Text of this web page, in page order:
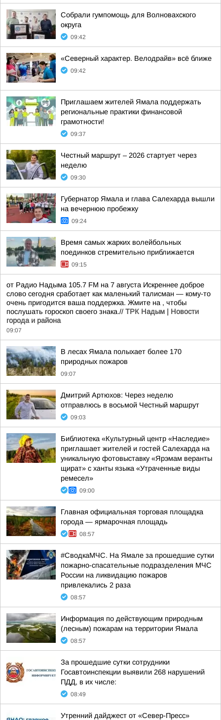
Собрали гумпомощь для Волновахского
округа
09:42
«Северный характер. Велодрайв» всё ближе
09:42
Приглашаем жителей Ямала поддержать
региональные практики финансовой
грамотности!
09:37
Честный маршрут – 2026 стартует через
неделю
09:30
Губернатор Ямала и глава Салехарда вышли
на вечернюю пробежку
09:24
Время самых жарких волейбольных
поединков стремительно приближается
09:15
от Радио Надыма 105.7 FM на 7 августа Искреннее доброе
слово сегодня сработает как маленький талисман — кому-то
очень пригодится ваша поддержка. Жмите на , чтобы
послушать гороскоп своего знака.// ТРК Надым | Новости
города и района
09:07
В лесах Ямала полыхает более 170
природных пожаров
09:07
Дмитрий Артюхов: Через неделю
отправлюсь в восьмой Честный маршрут
09:03
Библиотека «Культурный центр «Наследие»
приглашает жителей и гостей Салехарда на
уникальную фотовыставку «Ярэмам веранты
щират» с ханты языка «Утраченные виды
ремесел»
09:00
Главная официальная торговая площадка
города — ярмарочная площадь
08:57
#СводкаМЧС. На Ямале за прошедшие сутки
пожарно-спасательные подразделения МЧС
России на ликвидацию пожаров
привлекались 2 раза
08:57
Информация по действующим природным
(лесным) пожарам на территории Ямала
08:57
За прошедшие сутки сотрудники
Госавтоинспекции выявили 268 нарушений
ПДД, в их числе:
08:49
Утренний дайджест от «Север-Пресс»